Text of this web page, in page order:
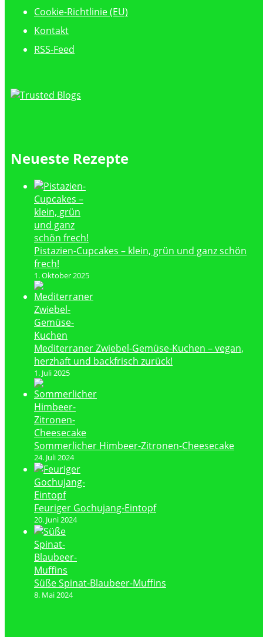
Cookie-Richtlinie (EU)
Kontakt
RSS-Feed
Neueste Rezepte
Pistazien-Cupcakes – klein, grün und ganz schön
frech!
1. Oktober 2025
Mediterraner Zwiebel-Gemüse-Kuchen – vegan,
herzhaft und backfrisch zurück!
1. Juli 2025
Sommerlicher Himbeer-Zitronen-Cheesecake
24. Juli 2024
Feuriger Gochujang-Eintopf
20. Juni 2024
Süße Spinat-Blaubeer-Muffins
8. Mai 2024